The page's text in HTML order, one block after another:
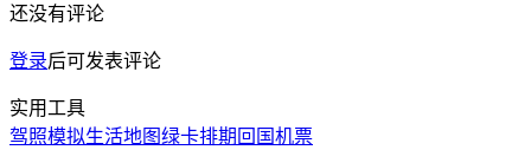
还没有评论
登录后可发表评论
实用工具
驾照模拟生活地图绿卡排期 回国机票